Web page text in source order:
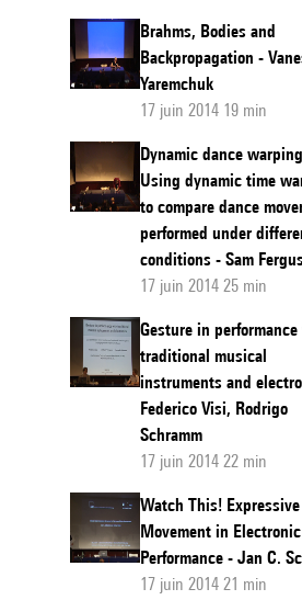
Brahms, Bodies and
Backpropagation -
Yaremchuk
17 juin 2014 19 min
Dynamic dance
Using dynamic time
to compare dance
performed under
conditions - Sam
17 juin 2014 25 min
Gesture in
traditional musical
instruments and
Federico Visi, Rodrigo
Schramm
17 juin 2014 22 min
Watch This! Expressive
Movement in
Performance - Jan C.
17 juin 2014 21 min